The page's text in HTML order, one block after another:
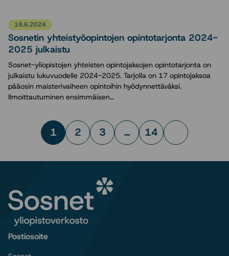
18.6.2024
Sosnetin yhteistyöopintojen opintotarjonta 2024-
2025 julkaistu
Sosnet-yliopistojen yhteisten opintojaksojen opintotarjonta on
julkaistu lukuvuodelle 2024-2025. Tarjolla on 17 opintojaksoa
pääosin maisterivaiheen opintoihin hyödynnettäväksi.
Ilmoittautuminen ensimmäisen…
Uutisten
selaus
Sivu
1
Sivu
2
Sivu
3 …
Sivu
14
Seuraava
sivu
Postiosoite